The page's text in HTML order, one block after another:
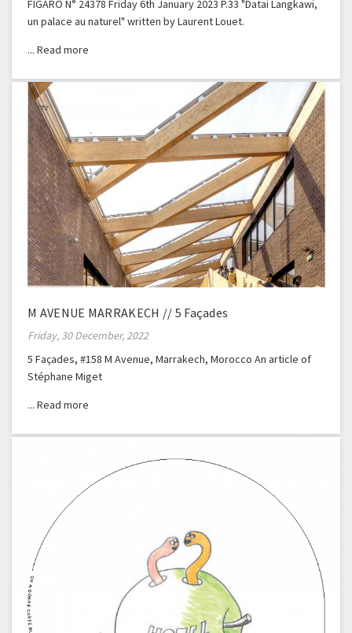
FIGARO N° 24378 Friday 6th January 2023 P.33 "Datai Langkawi,
un palace au naturel" written by Laurent Louet.
M AVENUE MARRAKECH // 5 Façades
Friday, 30 December, 2022
5 Façades, #158 M Avenue, Marrakech, Morocco An article of
Stéphane Miget